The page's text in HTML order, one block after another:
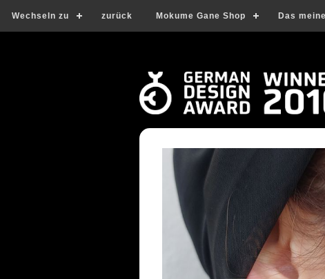
Wechseln zu zurück Mokume Gane Shop Das